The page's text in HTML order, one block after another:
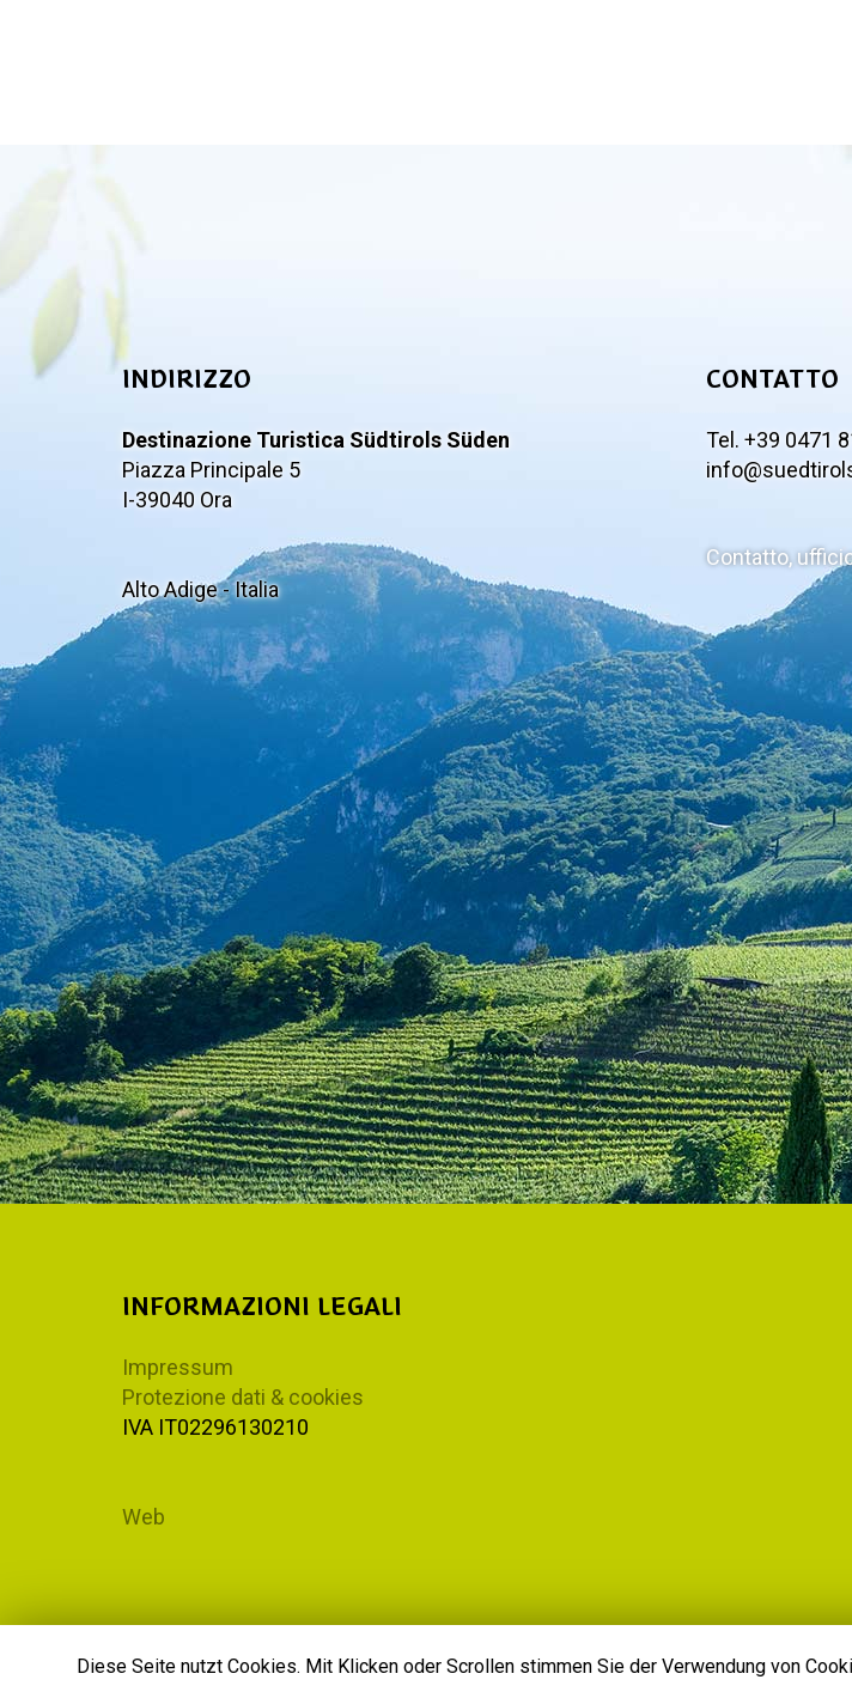
INDIRIZZO
Destinazione Turistica Südtirols Süden
Piazza Principale 5
I-39040 Ora
Alto Adige - Italia
CONTATTO
Tel. +39 0471
Contatto,
INFORMAZIONI LEGALI
Impressum
Protezione dati & cookies
IVA IT02296130210
Web
Diese Seite nutzt Cookies. Mit Klicken oder Scrollen stimmen Sie der Verwendung von